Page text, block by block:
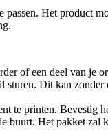
passen. Het product
of een deel van je
sturen. Dit kan zonder
te printen. Bevestig
buurt. Het pakket zal